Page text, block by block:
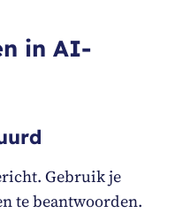
in AI-
Gebruik je
te beantwoorden.